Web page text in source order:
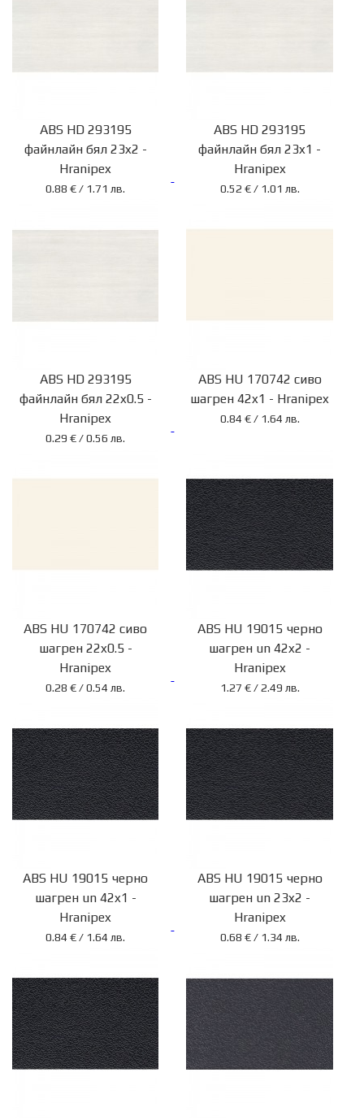
ABS HD 293195
файнлайн бял 23x2 -
Hranipex
0.88 € / 1.71 лв.
ABS HD 293195
файнлайн бял 23x1 -
Hranipex
0.52 € / 1.01 лв.
ABS HD 293195
файнлайн бял 22x0.5 -
Hranipex
0.29 € / 0.56 лв.
ABS HU 170742 сиво
шагрен 42x1 - Hranipex
0.84 € / 1.64 лв.
ABS HU 170742 сиво
шагрен 22x0.5 -
Hranipex
0.28 € / 0.54 лв.
ABS HU 19015 черно
шагрен un 42x2 -
Hranipex
1.27 € / 2.49 лв.
ABS HU 19015 черно
шагрен un 42x1 -
Hranipex
0.84 € / 1.64 лв.
ABS HU 19015 черно
шагрен un 23x2 -
Hranipex
0.68 € / 1.34 лв.